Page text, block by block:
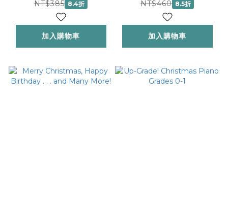
NT$385 8.4折
加入購物車
NT$460 8.5折
加入購物車